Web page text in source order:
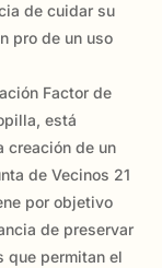
de cuidar su
pro de un uso
Factor de
está
creación de un
de Vecinos 21
por objetivo
de preservar
que permitan el